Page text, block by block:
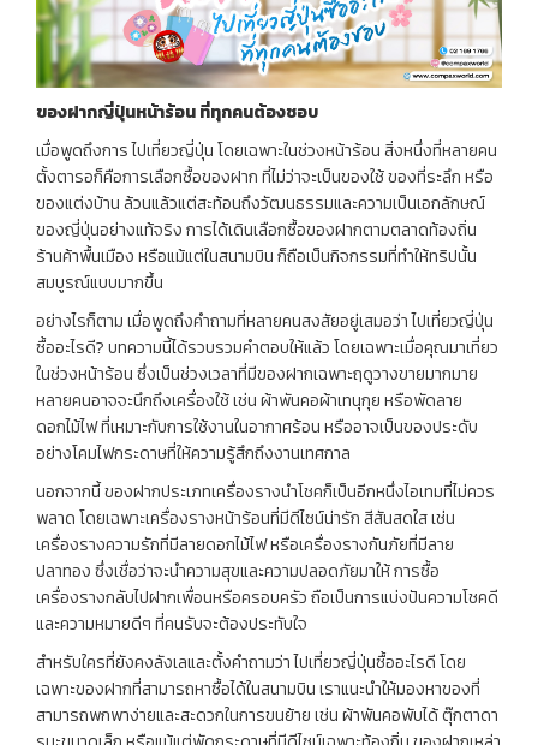
ของฝากญี่ปุ่นหน้าร้อน ที่ทุกคนต้องชอบ
เมื่อพูดถึงการ ไปเที่ยวญี่ปุ่น โดยเฉพาะในช่วงหน้าร้อน สิ่งหนึ่งที่หลายคน
ตั้งตารอก็คือการเลือกซื้อของฝาก ที่ไม่ว่าจะเป็นของใช้ ของที่ระลึก หรือ
ของแต่งบ้าน ล้วนแล้วแต่สะท้อนถึงวัฒนธรรมและความเป็นเอกลักษณ์
ของญี่ปุ่นอย่างแท้จริง การได้เดินเลือกซื้อของฝากตามตลาดท้องถิ่น
ร้านค้าพื้นเมือง หรือแม้แต่ในสนามบิน ก็ถือเป็นกิจกรรมที่ทำให้ทริปนั้น
สมบูรณ์แบบมากขึ้น
อย่างไรก็ตาม เมื่อพูดถึงคำถามที่หลายคนสงสัยอยู่เสมอว่า ไปเที่ยวญี่ปุ่น
ซื้ออะไรดี? บทความนี้ได้รวบรวมคำตอบให้แล้ว โดยเฉพาะเมื่อคุณมาเที่ยว
ในช่วงหน้าร้อน ซึ่งเป็นช่วงเวลาที่มีของฝากเฉพาะฤดูวางขายมากมาย
หลายคนอาจจะนึกถึงเครื่องใช้ เช่น ผ้าพันคอผ้าเทนุกุย หรือพัดลาย
ดอกไม้ไฟ ที่เหมาะกับการใช้งานในอากาศร้อน หรืออาจเป็นของประดับ
อย่างโคมไฟกระดาษที่ให้ความรู้สึกถึงงานเทศกาล
นอกจากนี้ ของฝากประเภทเครื่องรางนำโชคก็เป็นอีกหนึ่งไอเทมที่ไม่ควร
พลาด โดยเฉพาะเครื่องรางหน้าร้อนที่มีดีไซน์น่ารัก สีสันสดใส เช่น
เครื่องรางความรักที่มีลายดอกไม้ไฟ หรือเครื่องรางกันภัยที่มีลาย
ปลาทอง ซึ่งเชื่อว่าจะนำความสุขและความปลอดภัยมาให้ การซื้อ
เครื่องรางกลับไปฝากเพื่อนหรือครอบครัว ถือเป็นการแบ่งปันความโชคดี
และความหมายดีๆ ที่คนรับจะต้องประทับใจ
สำหรับใครที่ยังคงลังเลและตั้งคำถามว่า ไปเที่ยวญี่ปุ่นซื้ออะไรดี โดย
เฉพาะของฝากที่สามารถหาซื้อได้ในสนามบิน เราแนะนำให้มองหาของที่
สามารถพกพาง่ายและสะดวกในการขนย้าย เช่น ผ้าพันคอพับได้ ตุ๊กตาดา